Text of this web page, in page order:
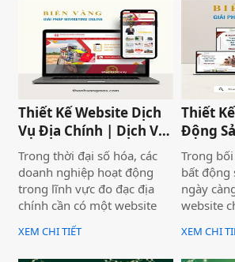
thiệu công ty mang đến giải
pháp tối ưu, giúp doanh
nghiệp thể hiện thương
hiệu một cách ấn tượng và
chuyên nghiệp trên môi
trường trực tuyến.
website
không
nhiều
còn
hiệu,
trên thị
Thiết Kế Website Dịch
Vụ Địa Chính | Dịch Vụ
Địa Chính Toàn Quốc
Trong thời đại số hóa, các
doanh nghiệp hoạt động
trong lĩnh vực đo đạc địa
chính cần có một website
chuyên nghiệp để nâng cao
uy tín và thu hút khách
XEM CHI TIẾT
Thiết
Động
Land
Trong
bất động
ngày
website
không
nghiệp
XEM CHI